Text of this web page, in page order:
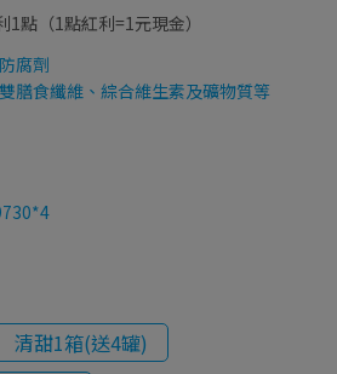
點（1點紅利=1元現金）
腐劑
膳食纖維、綜合維生素及礦物質等
清甜1箱(送4罐)